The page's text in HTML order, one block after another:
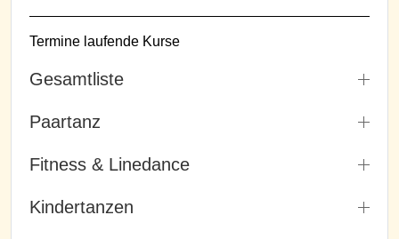
Termine laufende Kurse
Gesamtliste
Paartanz
Fitness & Linedance
Kindertanzen